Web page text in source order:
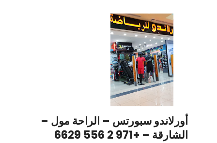
أورلاندو سبورتس – الراحة مول –
الشارقة – +971 2 556 6629